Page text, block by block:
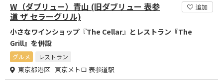
W（ダブリュー）青山 (旧ダブリュー 表参
道 ザ セラーグリル)
追加
小さなワインショップ『The Cellar』とレストラン『The
Grill』を併設
グルメ レストラン
東京都港区 東京メトロ 表参道駅